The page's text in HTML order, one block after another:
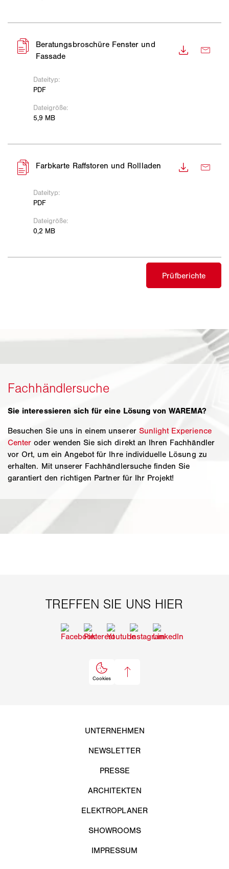
Sie interessieren sich für eine Lösung von WAREMA?
Besuchen Sie uns in einem unserer Sunlight Experience
Center oder wenden Sie sich direkt an Ihren Fachhändler
vor Ort, um ein Angebot für Ihre individuelle Lösung zu
erhalten. Mit unserer Fachhändlersuche finden Sie
garantiert den richtigen Partner für Ihr Projekt!